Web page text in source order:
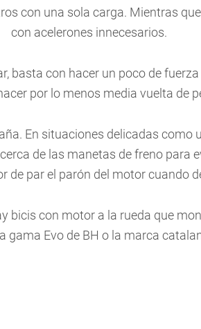
con una sola carga. Mientras
con acelerones innecesarios.
basta con hacer un poco de
por lo menos media vuelta de
En situaciones delicadas como
de las manetas de freno para
de par el parón del motor cuando
bicis con motor a la rueda que
gama Evo de BH o la marca